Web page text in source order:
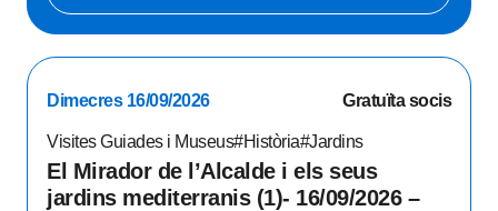
Dimecres 16/09/2026 Gratuïta socis
Visites Guiades i Museus#Història#Jardins
El Mirador de l’Alcalde i els seus
jardins mediterranis (1)- 16/09/2026 –